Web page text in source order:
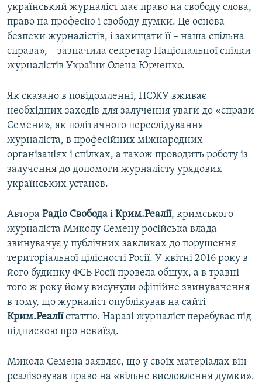
український журналіст має право на свободу слова,
право на професію і свободу думки. Це основа
безпеки журналістів, і захищати її – наша спільна
справа», – зазначила секретар Національної спілки
журналістів України Олена Юрченко.
Як сказано в повідомленні, НСЖУ вживає
необхідних заходів для залучення уваги до «справи
Семени», як політичного переслідування
журналіста, в професійних міжнародних
організаціях і спілках, а також проводить роботу із
залучення до допомоги журналісту урядових
українських установ.
Автора Радіо Свобода і Крим.Реалії, кримського
журналіста Миколу Семену російська влада
звинувачує у публічних закликах до порушення
територіальної цілісності Росії. У квітні 2016 року в
його будинку ФСБ Росії провела обшук, а в травні
того ж року йому висунули офіційне звинувачення
в тому, що журналіст опублікував на сайті
Крим.Реаліїстаттю. Наразі журналіст перебуває під
підпискою про невиїзд.
Микола Семена заявляє, що у своїх матеріалах він
реалізовував право на «вільне висловлення думки».